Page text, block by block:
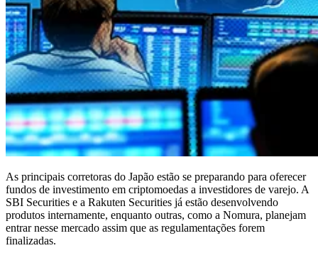
As principais corretoras do Japão estão se preparando para oferecer
fundos de investimento em criptomoedas a investidores de varejo. A
SBI Securities e a Rakuten Securities já estão desenvolvendo
produtos internamente, enquanto outras, como a Nomura, planejam
entrar nesse mercado assim que as regulamentações forem
finalizadas.